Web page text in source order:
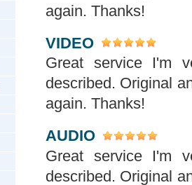
again. Thanks!
VIDEO
Great service I'm
described. Original
again. Thanks!
AUDIO
Great service I'm
described. Original